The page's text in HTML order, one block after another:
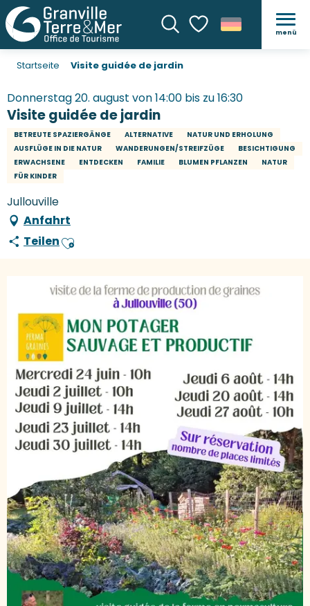
SucheVoir les favoris
menü
Startseite Visite guidée de jardin
Donnerstag 20. august von 14:00 bis zu 16:30
Visite guidée de jardin
BETREUTE SPAZIERGÄNGE ALTERNATIVE
NATUR UND ERHOLUNG
AUSFLÜGE IN DIE NATUR
WANDERUNGEN/STREIFZÜGE
BESICHTIGUNG
ERWACHSENE
ENTDECKEN FAMILIE BLUMEN PFLANZEN
NATUR
FÜR KINDER
Jullouville
Anfahrt
TeilenAjouter aux favoris